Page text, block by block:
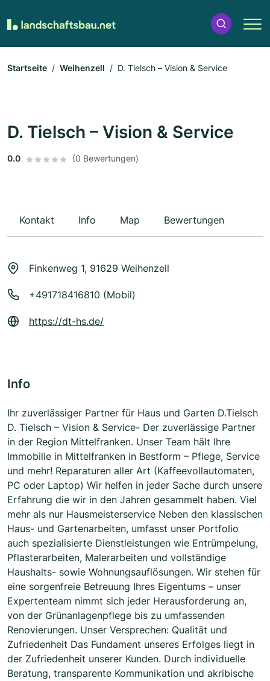
Startseite Weihenzell D. Tielsch – Vision & Service
D. Tielsch – Vision & Service
0.0 (0 Bewertungen)
Kontakt Info Map Bewertungen
Finkenweg 1, 91629 Weihenzell
+491718416810 (Mobil)
https://dt-hs.de/
Info
Ihr zuverlässiger Partner für Haus und Garten D.Tielsch
D. Tielsch – Vision & Service- Der zuverlässige Partner
in der Region Mittelfranken. Unser Team hält Ihre
Immobilie in Mittelfranken in Bestform – Pflege, Service
und mehr! Reparaturen aller Art (Kaffeevollautomaten,
PC oder Laptop) Wir helfen in jeder Sache durch unsere
Erfahrung die wir in den Jahren gesammelt haben. Viel
mehr als nur Hausmeisterservice Neben den klassischen
Haus- und Gartenarbeiten, umfasst unser Portfolio
auch spezialisierte Dienstleistungen wie Entrümpelung,
Pflasterarbeiten, Malerarbeiten und vollständige
Haushalts- sowie Wohnungsauflösungen. Wir stehen für
eine sorgenfreie Betreuung Ihres Eigentums – unser
Expertenteam nimmt sich jeder Herausforderung an,
von der Grünanlagenpflege bis zu umfassenden
Renovierungen. Unser Versprechen: Qualität und
Zufriedenheit Das Fundament unseres Erfolges liegt in
der Zufriedenheit unserer Kunden. Durch individuelle
Beratung, transparente Kommunikation und akribische